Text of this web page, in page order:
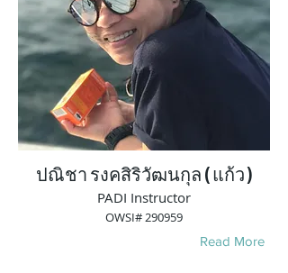
ปณิชา รงคสิริวัฒนกุล ( แก้ว )
PADI Instructor
OWSI# 290959
Read More